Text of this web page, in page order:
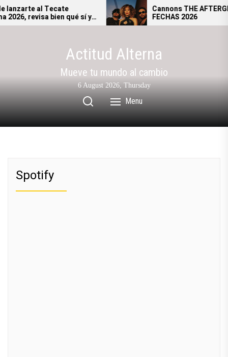
Skip
to
al Tecate
revisa bien qué sí y
ingresar al festival.
Cannons THE
FECHAS 2026
Actitud Alterna
Mueve tu mundo al cambio
6 August 2026, Thursday
Menu
Spotify